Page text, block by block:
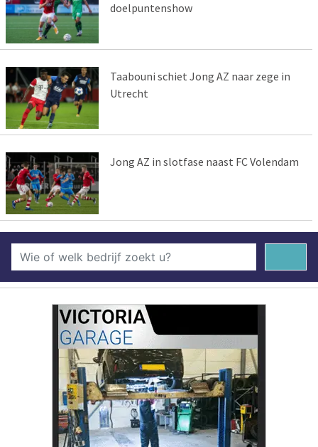
doelpuntenshow
Taabouni schiet Jong AZ naar zege in
Utrecht
Jong AZ in slotfase naast FC Volendam